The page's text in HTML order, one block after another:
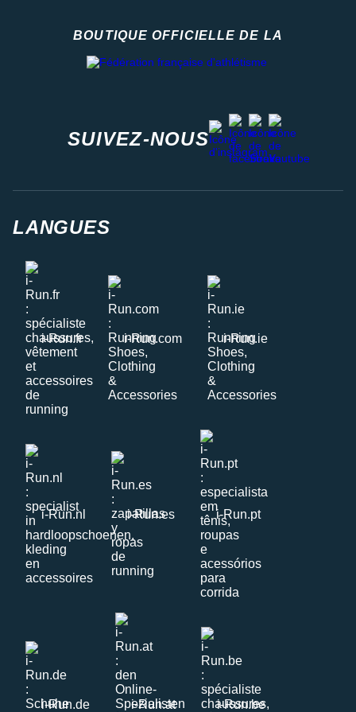
BOUTIQUE OFFICIELLE DE LA
SUIVEZ-NOUS
instagram
facebook
stravayoutube
LANGUES
i-Run.fr i-Run.com i-Run.ie
i-Run.nl i-Run.es i-Run.pt
i-Run.de i-Run.at i-Run.be